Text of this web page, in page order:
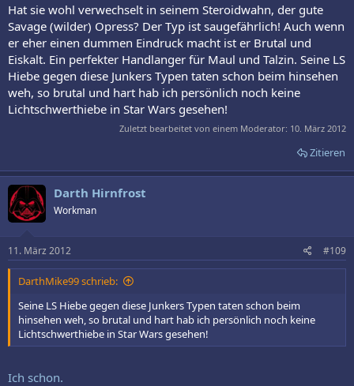
Hat sie wohl verwechselt in seinem Steroidwahn, der gute
Savage (wilder) Opress? Der Typ ist saugefährlich! Auch wenn
er eher einen dummen Eindruck macht ist er Brutal und
Eiskalt. Ein perfekter Handlanger für Maul und Talzin. Seine LS
Hiebe gegen diese Junkers Typen taten schon beim hinsehen
weh, so brutal und hart hab ich persönlich noch keine
Lichtschwerthiebe in Star Wars gesehen!
Zuletzt bearbeitet von einem Moderator: 10. März 2012
Zitieren
Darth Hirnfrost
Workman
11. März 2012 #109
DarthMike99 schrieb:
Seine LS Hiebe gegen diese Junkers Typen taten schon beim
hinsehen weh, so brutal und hart hab ich persönlich noch keine
Lichtschwerthiebe in Star Wars gesehen!
Ich schon.